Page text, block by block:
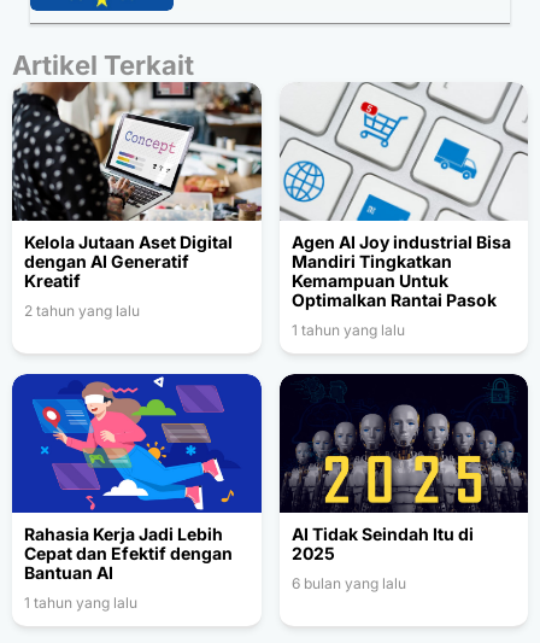
Artikel Terkait
Kelola Jutaan Aset Digital
dengan AI Generatif
Kreatif
2 tahun yang lalu
Agen AI Joy industrial Bisa
Mandiri Tingkatkan
Kemampuan Untuk
Optimalkan Rantai Pasok
1 tahun yang lalu
Rahasia Kerja Jadi Lebih
Cepat dan Efektif dengan
Bantuan AI
1 tahun yang lalu
AI Tidak Seindah Itu di
2025
6 bulan yang lalu